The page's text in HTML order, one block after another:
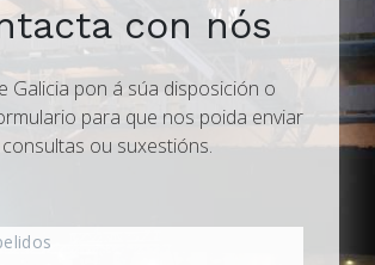
con nós
Galicia pon á súa disposición o
para que nos poida enviar
consultas ou suxestións.